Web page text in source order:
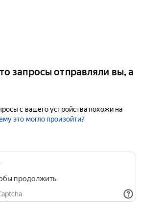
запросы отправляли вы, а
с вашего устройства похожи на
это могло произойти?
продолжить